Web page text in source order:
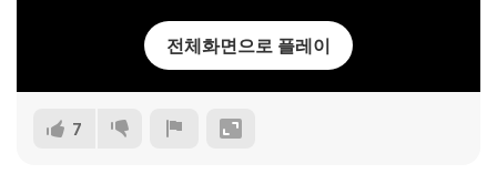
전체화면으로 플레이
7